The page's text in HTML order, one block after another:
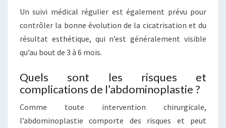
Un suivi médical régulier est également prévu pour
contrôler la bonne évolution de la cicatrisation et du
résultat esthétique, qui n’est généralement visible
qu’au bout de 3 à 6 mois.
Quels sont les risques et
complications de l’abdominoplastie ?
Comme toute intervention chirurgicale,
l’abdominoplastie comporte des risques et peut